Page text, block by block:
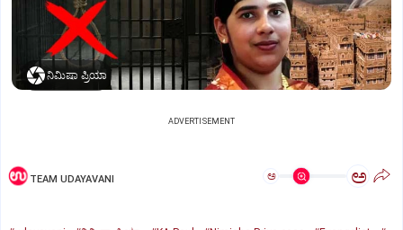
ನಿಮಿಷಾ ಪ್ರಿಯಾ
ADVERTISEMENT
TEAM UDAYAVANI ಅ ಅ